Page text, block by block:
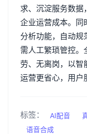
求、沉淀服务数据
企业运营成本。同
分析功能，自动规
需人工繁琐管控。
劳、无离岗，以智
运营更省心，用户
标签： AI配音
语音合成